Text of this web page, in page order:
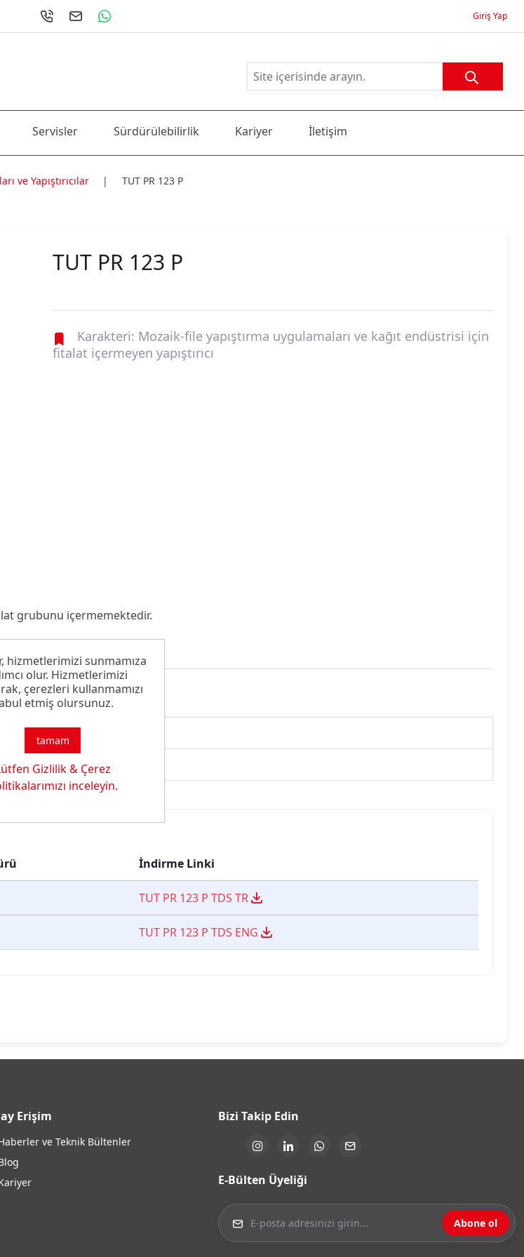
Giriş Yap
Servisler Sürdürülebilirlik Kariyer İletişim
ve Yapıştırıcılar | TUT PR 123 P
TUT PR 123 P
Karakteri: Mozaik-file yapıştırma uygulamaları ve kağıt endüstrisi için
fitalat içermeyen yapıştırıcı
grubunu içermemektedir.
İndirme Linki
TUT PR 123 P TDS TR
TUT PR 123 P TDS ENG
Erişim
ve Teknik Bültenler
Bizi Takip Edin
E-Bülten Üyeliği
Abone ol
hizmetlerimizi sunmamıza
olur. Hizmetlerimizi
çerezleri kullanmamızı
etmiş olursunuz.
tamam
Gizlilik & Çerez
inceleyin.